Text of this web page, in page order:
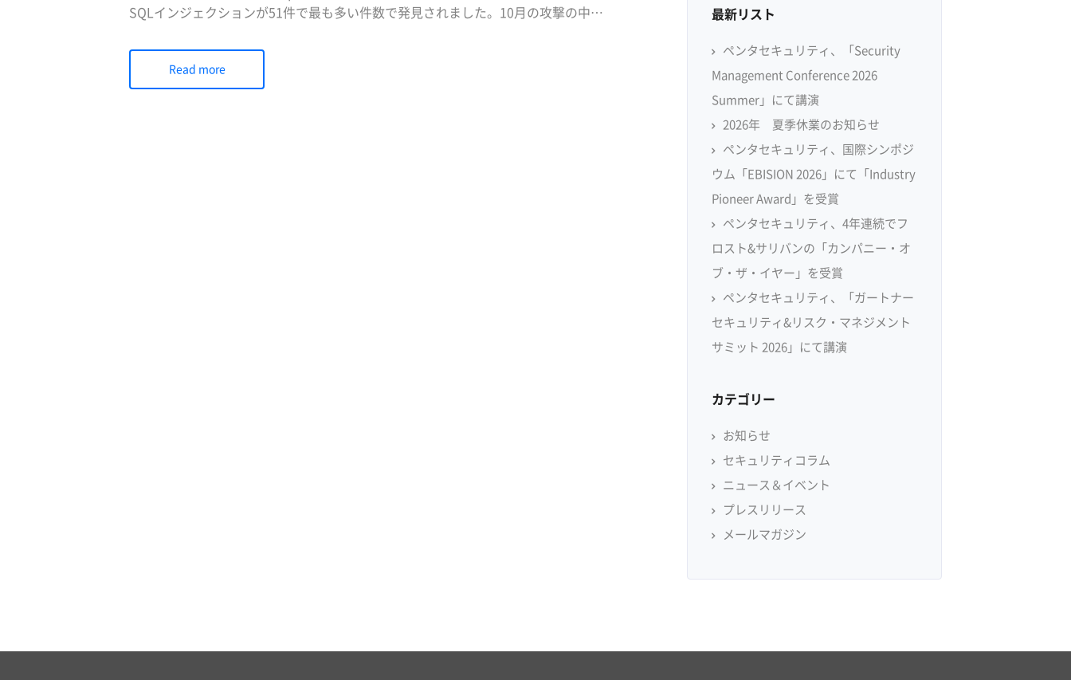
SQLインジェクションが51件で最も多い件数で発見されました。10月の攻撃の中で
撃でした。コマンド・インジェクション（Command In […]
Read more
最新リスト
ペンタセキュリティ、「Security
Management Conference 2026
Summer」にて講演
2026年 夏季休業のお知らせ
ペンタセキュリティ、国際シンポジ
ウム「EBISION 2026」にて「Industry
Pioneer Award」を受賞
ペンタセキュリティ、4年連続でフ
ロスト&サリバンの「カンパニー・オ
ブ・ザ・イヤー」を受賞
ペンタセキュリティ、「ガートナー
セキュリティ&リスク・マネジメント
サミット 2026」にて講演
カテゴリー
お知らせ
セキュリティコラム
ニュース＆イベント
プレスリリース
メールマガジン